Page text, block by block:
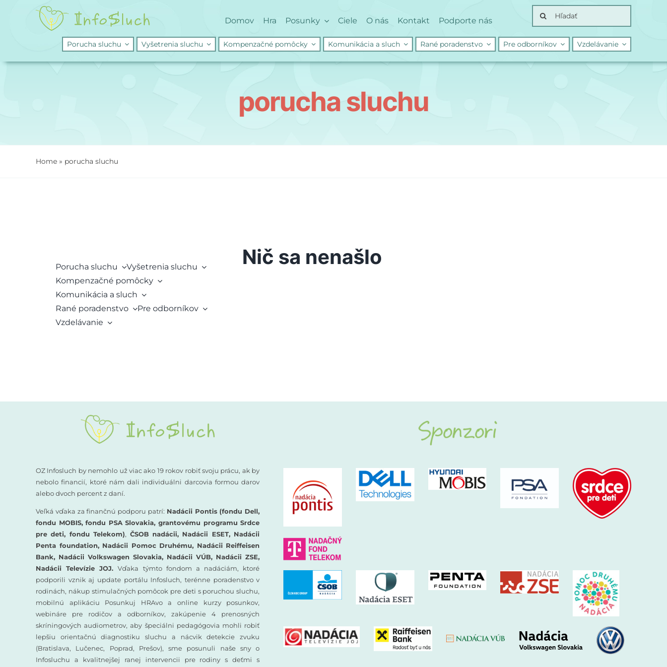
Domov Hra Posunky Ciele O nás Kontakt Podporte nás
Search
for:
Porucha sluchu Vyšetrenia sluchu Kompenzačné pomôcky Komunikácia a sluch Rané poradenstvo Pre odborníkov Vzdelávanie
porucha sluchu
Home » porucha sluchu
Porucha sluchu
Vyšetrenia sluchu
Kompenzačné pomôcky
Komunikácia a sluch
Rané poradenstvo
Pre odborníkov
Vzdelávanie
Nič sa nenašlo
OZ Infosluch by nemohlo už viac ako 19 rokov robiť svoju prácu, ak by
nebolo financií, ktoré nám dali individuálni darcovia formou darov
alebo dvoch percent z daní.
Veľká vďaka za finančnú podporu patrí: Nadácii Pontis (fondu Dell,
fondu MOBIS, fondu PSA Slovakia, grantovému programu Srdce
pre deti, fondu Telekom), ČSOB nadácii, Nadácii ESET, Nadácii
Penta foundation, Nadácii Pomoc Druhému, Nadácii Reiffeisen
Bank, Nadácii Volkswagen Slovakia, Nadácii VÚB, Nadácii ZSE,
Nadácii Televízie JOJ.Vďaka týmto fondom a nadáciám, ktoré
podporili vznik aj update portálu Infosluch, terénne poradenstvo v
rodinách, nákup stimulačných pomôcok pre deti s poruchou sluchu,
mobilnú aplikáciu Posunkuj HRAvo a online kurzy posunkov,
webináre pre rodičov a odborníkov, zakúpenie 4 prenosných
skríningových audiometrov, aby špeciálni pedagógovia mohli robiť
lepšiu orientačnú diagnostiku sluchu a nácvik detekcie zvuku
(Bratislava, Lučenec, Poprad, Prešov), sme posunuli naše sny o
Infosluchu a kvalitnejšej ranej intervencii pre rodiny s deťmi s